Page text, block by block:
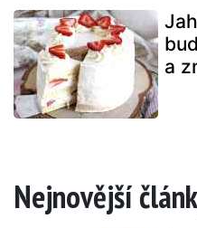
a
Nejnovější